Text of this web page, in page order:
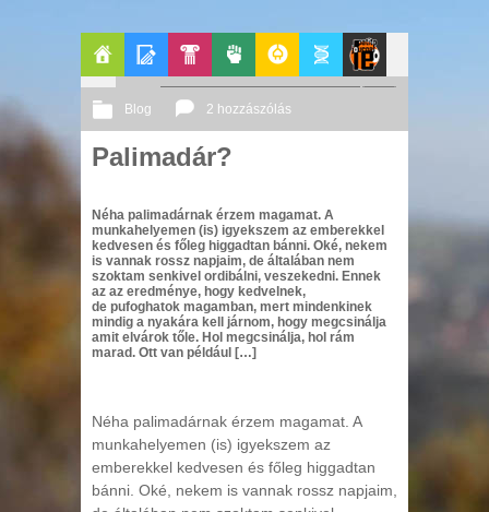
Főoldal Pop-
Blog 2 hozzászólás
2012 11. 14.
Palimadár?
Néha palimadárnak érzem magamat. A
munkahelyemen (is) igyekszem az emberekkel
kedvesen és főleg higgadtan bánni. Oké, nekem
is vannak rossz napjaim, de általában nem
szoktam senkivel ordibálni, veszekedni. Ennek
az az eredménye, hogy kedvelnek,
de pufoghatok magamban, mert mindenkinek
mindig a nyakára kell járnom, hogy megcsinálja
amit elvárok tőle. Hol megcsinálja, hol rám
marad. Ott van például […]
Néha palimadárnak érzem magamat. A
munkahelyemen (is) igyekszem az
emberekkel kedvesen és főleg higgadtan
bánni. Oké, nekem is vannak rossz napjaim,